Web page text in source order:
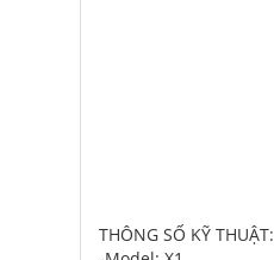
THÔNG SỐ KỸ THUẬT: